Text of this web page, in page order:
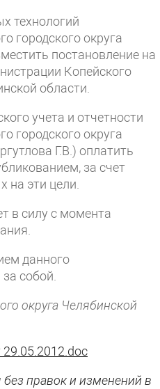
технологий
городского округа
постановление на
Копейского
области.
учета и отчетности
городского округа
Г.В.) оплатить
за счет
на эти цели.
в силу с момента
данного
собой.
округа Челябинской
без правок и изменений в